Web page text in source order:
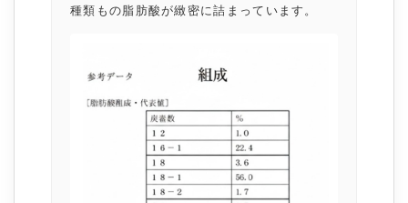
種類もの脂肪酸が緻密に詰まっています。